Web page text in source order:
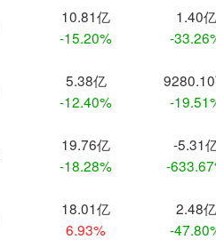
10.81亿
-15.20%
1.40亿
-
5.38亿
-12.40%
-
19.76亿
-18.28%
-5.31
-
18.01亿
6.93%
2.48亿
-